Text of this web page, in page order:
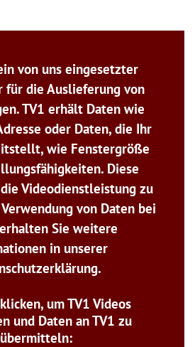
von uns eingesetzter
für die Auslieferung von
TV1 erhält Daten wie
oder Daten, die Ihr
wie Fenstergröße
Diese
Videodienstleistung zu
von Daten bei
Sie weitere
in unserer
um TV1 Videos
und Daten an TV1 zu
übermitteln: